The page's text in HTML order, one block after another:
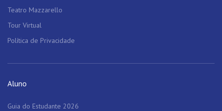
Teatro Mazzarello
Tour Virtual
Política de Privacidade
Aluno
Guia do Estudante 2026